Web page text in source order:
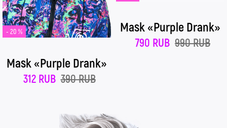
- 20 %
Mask «Purple Drank»
312 RUB 390 RUB
Mask «Purple Drank»
790 RUB 990 RUB